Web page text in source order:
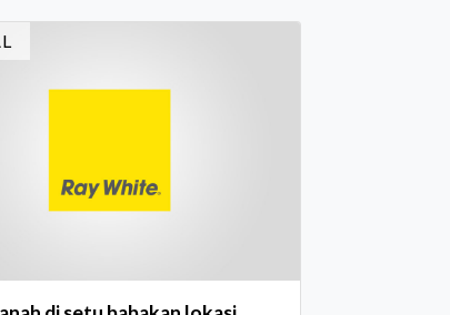
oleh Country Director Ray White